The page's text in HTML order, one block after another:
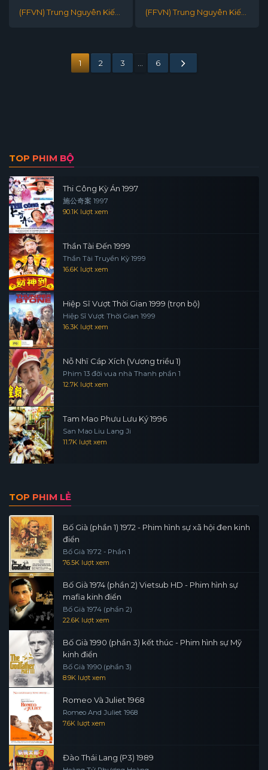
(FFVN) Trung Nguyên Kiếm
(FFVN) Trung Nguyên Kiếm
1 2 3 6
TOP PHIM BỘ
Thi Công Kỳ Án 1997
施公奇案 1997
90.1K lượt xem
Thần Tài Đến 1999
Thần Tài Truyền Kỳ 1999
16.6K lượt xem
Hiệp Sĩ Vượt Thời Gian 1999 (trọn bộ)
Hiệp Sĩ Vượt Thời Gian 1999
16.3K lượt xem
Nỗ Nhĩ Cáp Xích (Vương triều 1)
Phim 13 đời vua nhà Thanh phần 1
12.7K lượt xem
Tam Mao Phưu Lưu Ký 1996
San Mao Liu Lang Ji
11.7K lượt xem
TOP PHIM LẺ
Bố Già (phần 1) 1972 - Phim hình sự xã hội đen kinh
điển
Bố Già 1972 - Phần 1
76.5K lượt xem
Bố Già 1974 (phần 2) Vietsub HD - Phim hình sự
mafia kinh điển
Bố Già 1974 (phần 2)
22.6K lượt xem
Bố Già 1990 (phần 3) kết thúc - Phim hình sự Mỹ
kinh điển
Bố Già 1990 (phần 3)
8.9K lượt xem
Romeo Và Juliet 1968
Romeo And Juliet 1968
7.6K lượt xem
Đào Thái Lang (P3) 1989